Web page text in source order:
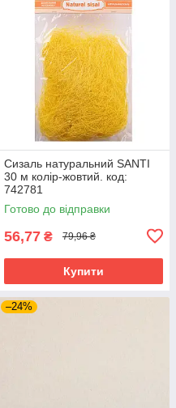
Сизаль натуральний SANTI
30 м колір-жовтий. код:
742781
Готово до відправки
56,77 ₴ 79,96 ₴
Купити
–24%